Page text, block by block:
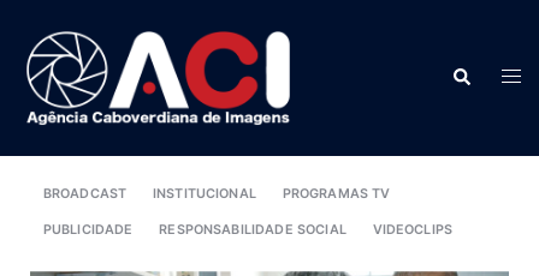
BROADCAST INSTITUCIONAL PROGRAMAS TV
PUBLICIDADE RESPONSABILIDADE SOCIAL VIDEOCLIPS